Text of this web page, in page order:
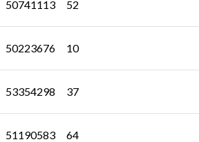
50741113 52
50223676 10
53354298 37
51190583 64